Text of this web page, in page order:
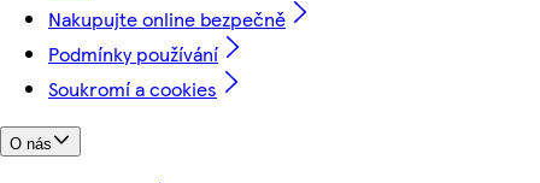
Nakupujte online bezpečně
Podmínky používání
Soukromí a cookies
O nás